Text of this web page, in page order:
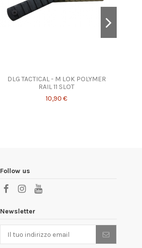
DLG TACTICAL - M LOK POLYMER
RAIL 11 SLOT
10,90 €
Follow us
Newsletter